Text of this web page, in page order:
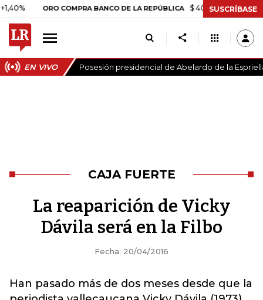
ORO COMPRA BANCO DE LA REPÚBLICA $ 408.498,97 +$ 8.753,81
SUSCRÍBASE
EN VIVO Posesión presidencial de Abelardo de la
CAJA FUERTE
La reaparición de Vicky
Dávila será en la Filbo
Fecha: 20/04/2016
Han pasado más de dos meses desde que la